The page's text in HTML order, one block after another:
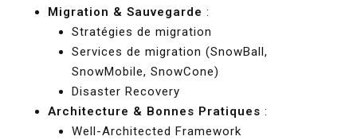
Migration & Sauvegarde :
Stratégies de migration
Services de migration (SnowBall,
SnowMobile, SnowCone)
Disaster Recovery
Architecture & Bonnes Pratiques :
Well-Architected Framework